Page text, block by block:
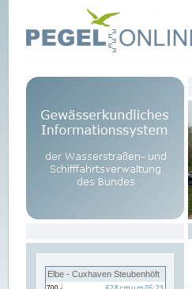
Elbe - Cuxhaven Steubenhöft